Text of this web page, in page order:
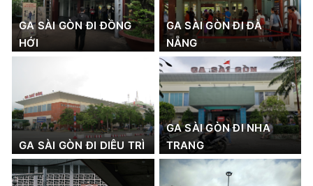
GA SÀI GÒN ĐI ĐỒNG
HỚI
GA SÀI GÒN ĐI ĐÀ
NẴNG
GA SÀI GÒN ĐI DIÊU TRÌ
GA SÀI GÒN ĐI NHA
TRANG